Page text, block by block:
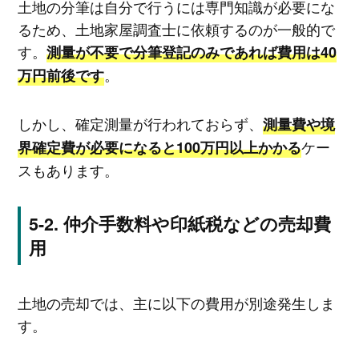
土地の分筆は自分で行うには専門知識が必要にな
るため、土地家屋調査士に依頼するのが一般的で
す。 測量が不要で分筆登記のみであれば費用は40
万円前後です。
しかし、確定測量が行われておらず、 測量費や境
界確定費が必要になると100万円以上かかるケー
スもあります。
仲介手数料や印紙税などの売却費
用
土地の売却では、主に以下の費用が別途発生しま
す。